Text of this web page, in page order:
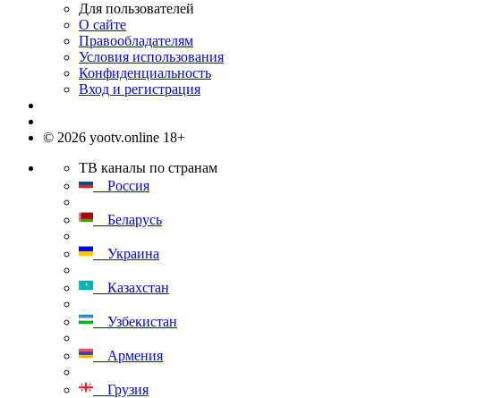
Для пользователей
О сайте
Правообладателям
Условия использования
Конфиденциальность
Вход и регистрация
© 2026 yootv.online 18+
ТВ каналы по странам
Россия
Беларусь
Украина
Казахстан
Узбекистан
Армения
Грузия